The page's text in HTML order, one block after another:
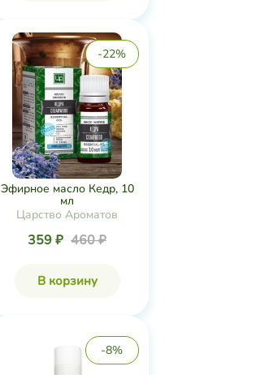
-22%
Эфирное масло Кедр, 10
мл
Царство Ароматов
359 ₽ 460 ₽
В корзину
-8%